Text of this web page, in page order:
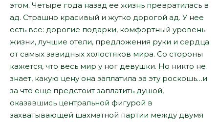
этом. Четыре года назад ее жизнь превратилась в
ад. Страшно красивый и жутко дорогой ад. У нее
есть все: дорогие подарки, комфортный уровень
жизни, лучшие отели, предложения руки и сердца
от самых завидных холостяков мира. Со стороны
кажется, что весь мир у ног девушки. Но никто не
знает, какую цену она заплатила за эту роскошь…и
за что еще предстоит заплатить душой,
оказавшись центральной фигурой в
захватывающей шахматной партии между двумя